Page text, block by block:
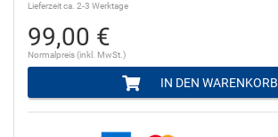
Lieferzeit ca. 2-3 Werktage
99,00 €
Normalpreis (inkl. MwSt.)
IN DEN WARENKORB